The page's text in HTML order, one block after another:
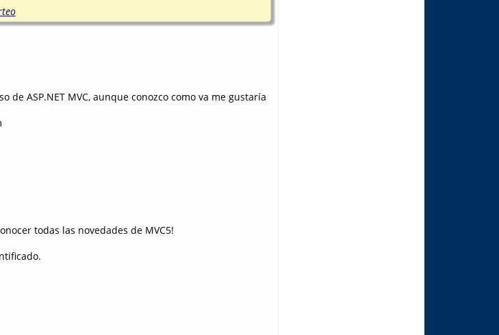
de ASP.NET MVC, aunque conozco como va me gustaría
todas las novedades de MVC5!